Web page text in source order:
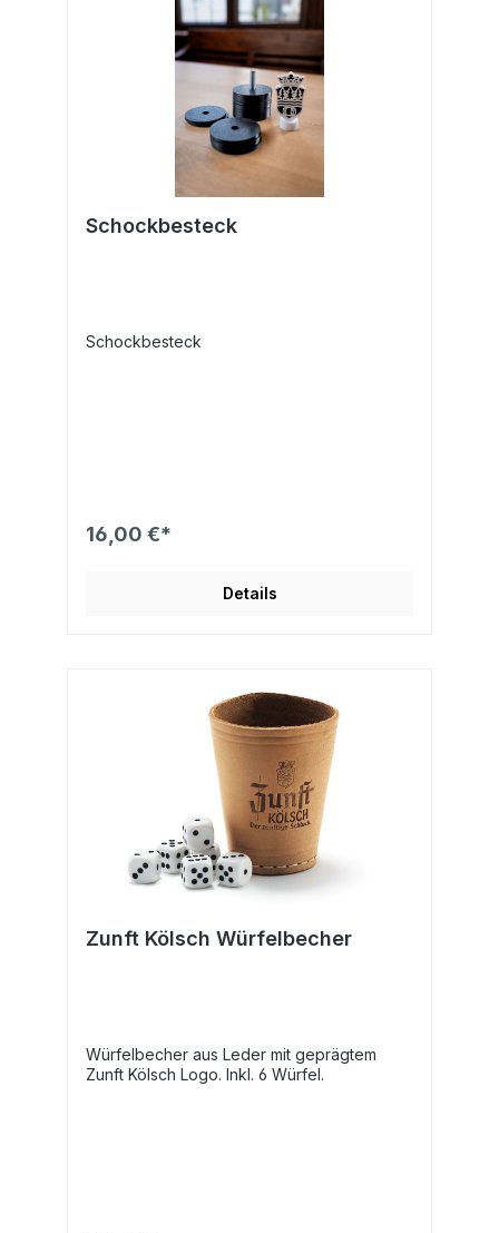
Schockbesteck
Schockbesteck
16,00 €*
Details
Zunft Kölsch Würfelbecher
Würfelbecher aus Leder mit geprägtem
Zunft Kölsch Logo. Inkl. 6 Würfel.